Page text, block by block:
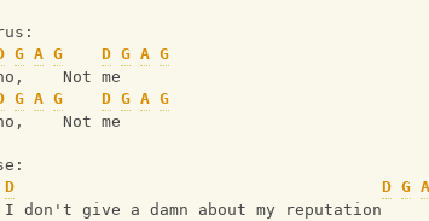
G A G D G A G
Not me
G A G D G A G
Not me
D
D G A
I don't give a damn about my reputation